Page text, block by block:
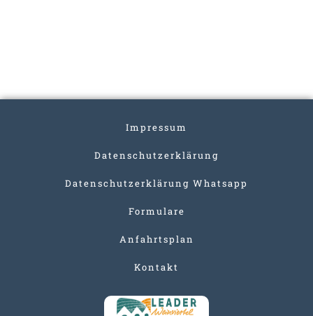
Impressum
Datenschutzerklärung
Datenschutzerklärung Whatsapp
Formulare
Anfahrtsplan
Kontakt